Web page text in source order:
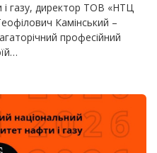
і газу, директор ТОВ «НТЦ
Камінський –
професійний